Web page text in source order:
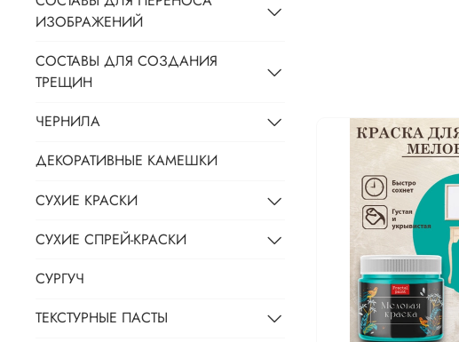
ИЗОБРАЖЕНИЙ
СОСТАВЫ ДЛЯ СОЗДАНИЯ
ТРЕЩИН
ЧЕРНИЛА
ДЕКОРАТИВНЫЕ КАМЕШКИ
СУХИЕ КРАСКИ
СУХИЕ СПРЕЙ-КРАСКИ
СУРГУЧ
ТЕКСТУРНЫЕ ПАСТЫ